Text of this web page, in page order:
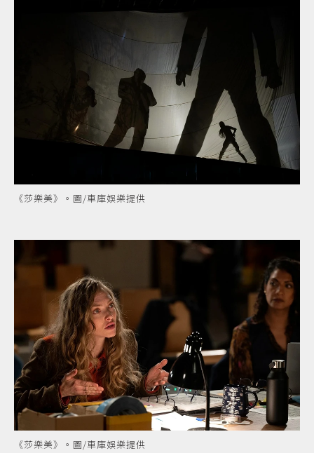
《莎樂美》。圖/車庫娛樂提供
《莎樂美》。圖/車庫娛樂提供